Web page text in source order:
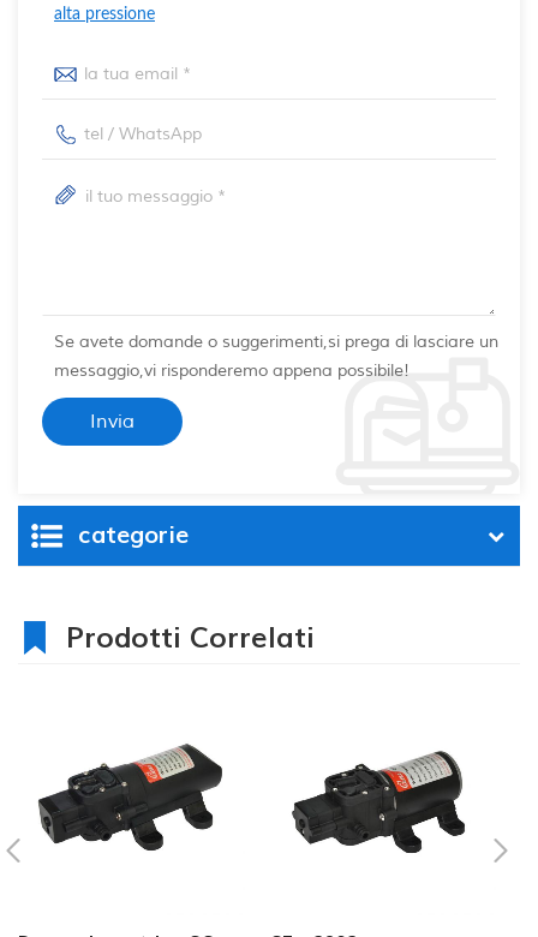
alta pressione
Se avete domande o suggerimenti,si prega di lasciare un
messaggio,vi risponderemo appena possibile!
categorie
Prodotti Correlati